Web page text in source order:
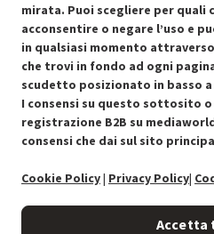
Condizioni generali di vendita
mirata. Puoi scegliere per quali
acconsentire o negare l’uso e
in qualsiasi momento
che trovi in fondo ad ogni
scudetto posizionato in basso
I consensi su questo sottosito o
registrazione B2B su
consensi che dai sul sito
Cookie Policy| Privacy Policy|